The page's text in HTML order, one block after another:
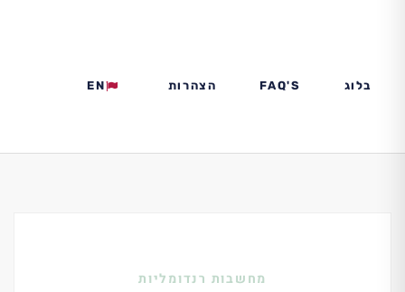
בלוג FAQ'S הצהרות EN
מחשבות רנדומליות